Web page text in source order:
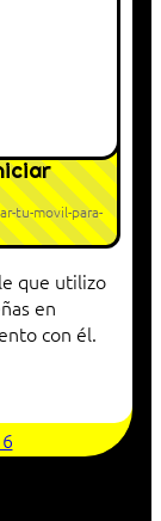
tu-movil-para-
que utilizo
en
con él.